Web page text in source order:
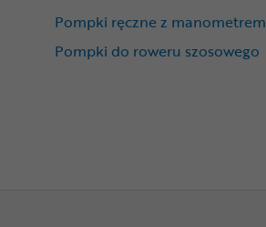
Pompki ręczne z manometrem
Pompki do roweru szosowego